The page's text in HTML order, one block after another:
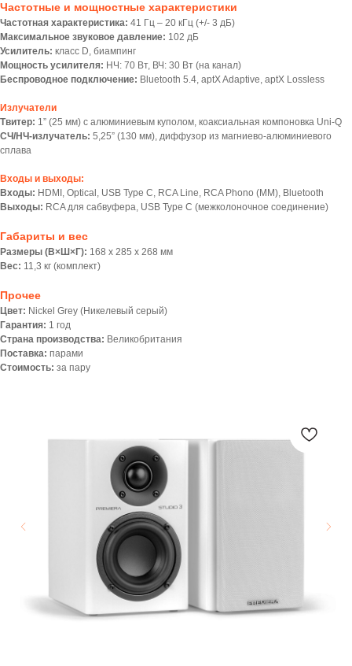
Частотные и мощностные характеристики
Частотная характеристика: 41 Гц – 20 кГц (+/- 3 дБ)
Максимальное звуковое давление: 102 дБ
Усилитель: класс D, биампинг
Мощность усилителя: НЧ: 70 Вт, ВЧ: 30 Вт (на канал)
Беспроводное подключение: Bluetooth 5.4, aptX Adaptive, aptX Lossless
Излучатели
Твитер: 1” (25 мм) с алюминиевым куполом, коаксиальная компоновка Uni-Q
СЧ/НЧ-излучатель: 5,25” (130 мм), диффузор из магниево-алюминиевого
сплава
Входы и выходы:
Входы: HDMI, Optical, USB Type C, RCA Line, RCA Phono (MM), Bluetooth
Выходы: RCA для сабвуфера, USB Type C (межколоночное соединение)
Габариты и вес
Размеры (В×Ш×Г): 168 х 285 х 268 мм
Вес: 11,3 кг (комплект)
Прочее
Цвет: Nickel Grey (Никелевый серый)
Гарантия: 1 год
Страна производства: Великобритания
Поставка: парами
Стоимость: за пару